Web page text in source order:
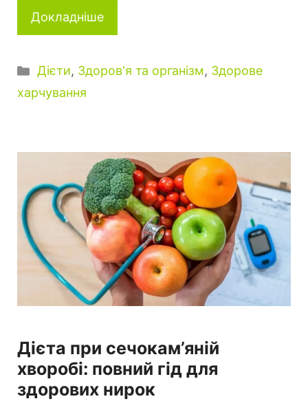
Докладніше
К
а
р
і
Дієти, Здоров'я та організм, Здорове
харчування
Дієта при сечокам’яній
хворобі: повний гід для
здорових нирок